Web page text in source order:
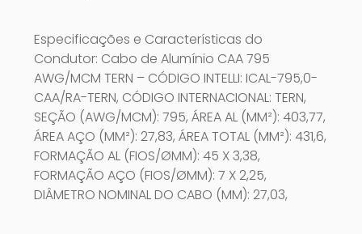
Especificações e Características do
Condutor: Cabo de Alumínio CAA 795
AWG/MCM TERN – CÓDIGO INTELLI: ICAL-795,0-
CAA/RA-TERN, CÓDIGO INTERNACIONAL: TERN,
SEÇÃO (AWG/MCM): 795, ÁREA AL (MM²): 403,77,
ÁREA AÇO (MM²): 27,83, ÁREA TOTAL (MM²): 431,6,
FORMAÇÃO AL (FIOS/ØMM): 45 X 3,38,
FORMAÇÃO AÇO (FIOS/ØMM): 7 X 2,25,
DIÂMETRO NOMINAL DO CABO (MM): 27,03,